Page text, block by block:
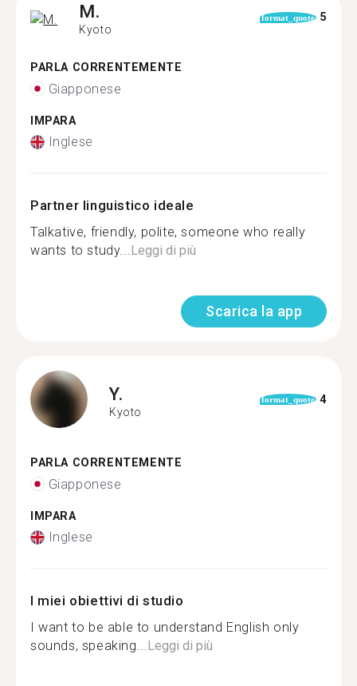
M.
Kyoto
format_quote 5
PARLA CORRENTEMENTE
Giapponese
IMPARA
Inglese
Partner linguistico ideale
Talkative, friendly, polite, someone who really
wants to study...Leggi di più
Scarica la app
Y.
Kyoto
format_quote 4
PARLA CORRENTEMENTE
Giapponese
IMPARA
Inglese
I miei obiettivi di studio
I want to be able to understand English only
sounds, speaking...Leggi di più